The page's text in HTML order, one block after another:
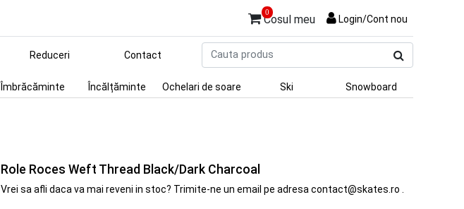
0
Cosul meu Login/Cont nou
produs
Reduceri Contact
Îmbrăcăminte Încălțăminte Ochelari de soare Ski Snowboard
Role Roces Weft Thread Black/Dark Charcoal
Vrei sa afli daca va mai reveni in stoc? Trimite-ne un email pe adresa contact@skates.ro .